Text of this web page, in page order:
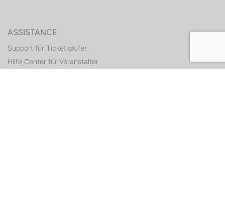
ASSISTANCE
Support für Ticketkäufer
Hilfe Center für Veranstalter